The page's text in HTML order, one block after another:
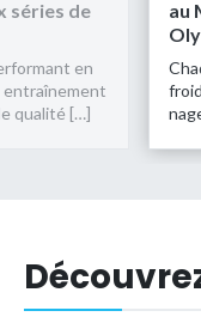
séries de
en
qualité […]
au